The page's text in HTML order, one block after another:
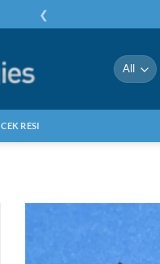
❮
CEK RESI